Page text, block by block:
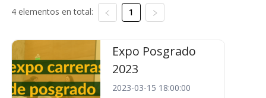
4 elementos en total: 1
Expo Posgrado
2023
2023-03-15 18:00:00